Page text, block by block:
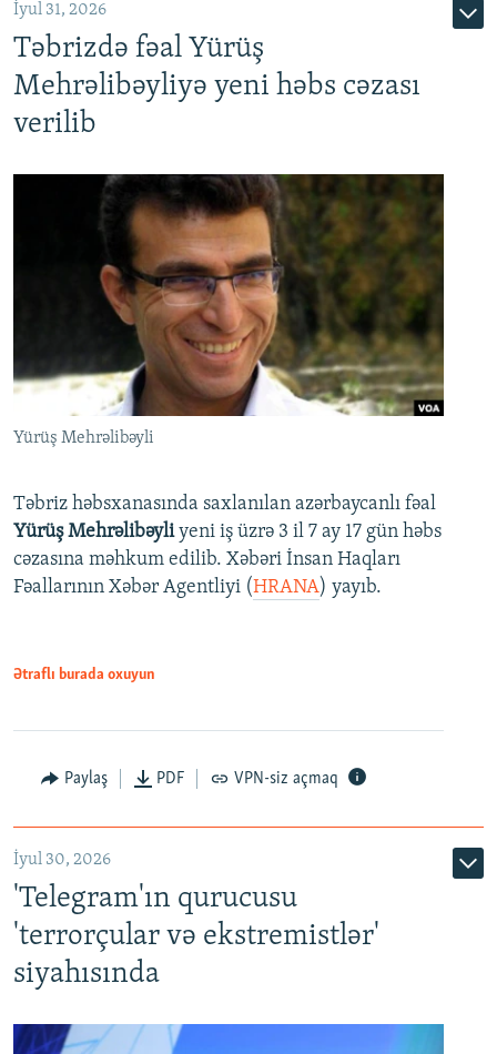
İyul 31, 2026
Təbrizdə fəal Yürüş
Mehrəlibəyliyə yeni həbs cəzası
verilib
Yürüş Mehrəlibəyli
Təbriz həbsxanasında saxlanılan azərbaycanlı fəal
Yürüş Mehrəlibəyliyeni iş üzrə 3 il 7 ay 17 gün həbs
cəzasına məhkum edilib. Xəbəri İnsan Haqları
Fəallarının Xəbər Agentliyi (HRANA) yayıb.
Ətraflı burada oxuyun
Paylaş PDF VPN-siz açmaq
İyul 30, 2026
'Telegram'ın qurucusu
'terrorçular və ekstremistlər'
siyahısında